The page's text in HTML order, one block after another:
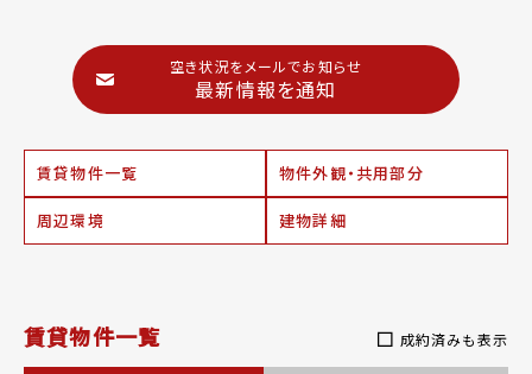
空き状況をメールでお知らせ
最新情報を通知
賃貸物件一覧 物件外観・共用部分
周辺環境 建物詳細
賃貸物件一覧 成約済みも表示